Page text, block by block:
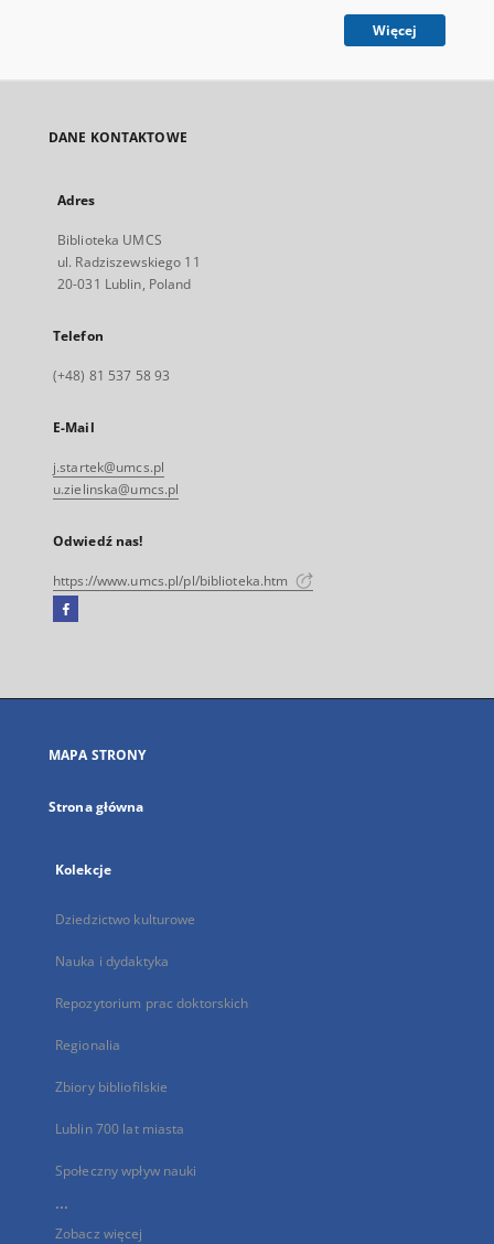
Więcej
DANE KONTAKTOWE
Adres
Biblioteka UMCS
ul. Radziszewskiego 11
20-031 Lublin, Poland
Telefon
(+48) 81 537 58 93
E-Mail
j.startek@umcs.pl
u.zielinska@umcs.pl
Odwiedź nas!
https://www.umcs.pl/pl/biblioteka.htm
Facebook
się
karcie
MAPA STRONY
Strona główna
Kolekcje
Dziedzictwo kulturowe
Nauka i dydaktyka
Repozytorium prac doktorskich
Regionalia
Zbiory bibliofilskie
Lublin 700 lat miasta
Społeczny wpływ nauki
...
Zobacz więcej